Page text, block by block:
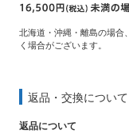
北海道・沖縄・離島の場合
く場合がございます。
返品・交換について
返品について